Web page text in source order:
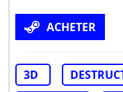
ACHETER
3D